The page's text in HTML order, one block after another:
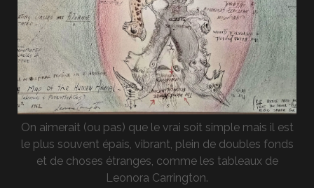
On aimerait (ou pas) que le vrai soit simple mais il est
le plus souvent épais, vibrant, plein de doubles fonds
et de choses étranges, comme les tableaux de
Leonora Carrington.